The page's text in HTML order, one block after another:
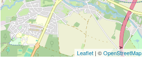
Leaflet | ©OpenStreetMap